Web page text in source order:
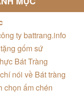
ty battrang.info
gốm sứ
Bát Tràng
nói về Bát tràng
chọn ấm chén